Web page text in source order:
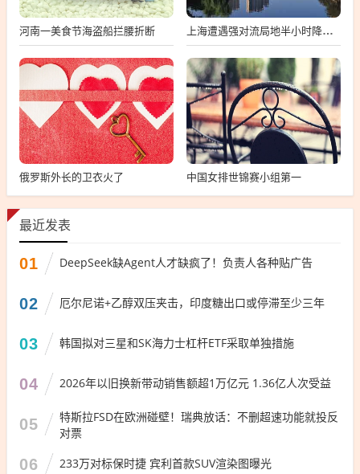
河南一美食节海盗船拦腰折断 上海遭遇强对流局地半小时降温13℃
俄罗斯外长的卫衣火了 中国女排世锦赛小组第一
最近发表
01 DeepSeek缺Agent人才缺疯了！负责人各种贴广告
02 厄尔尼诺+乙醇双压夹击，印度糖出口或停滞至少三年
03 韩国拟对三星和SK海力士杠杆ETF采取单独措施
04 2026年以旧换新带动销售额超1万亿元 1.36亿人次受益
05
特斯拉FSD在欧洲碰壁！瑞典放话：不删超速功能就投反
对票
06 233万对标保时捷 宾利首款SUV渲染图曝光